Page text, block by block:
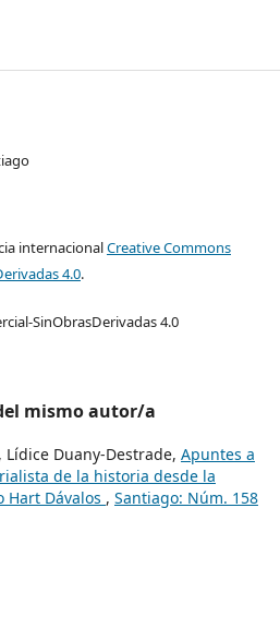
internacionalCreative Commons
4.0.
SinObrasDerivadas 4.0
mismo autor/a
Lídice Duany-Destrade, Apuntes a
de la historia desde la
Hart Dávalos , Santiago: Núm. 158